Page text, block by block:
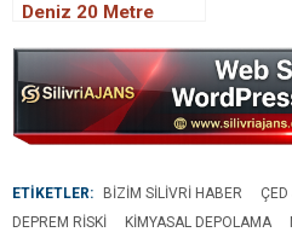
Deniz 20 Metre
Olacak?
ETİKETLER: BIZIM SILIVRI HABER ÇED
DEPREM RISKI
KIMYASAL DEPOLAMA